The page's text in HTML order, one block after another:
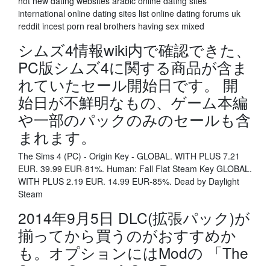
international online dating sites list online dating forums uk
reddit incest porn real brothers having sex mixed
シムズ4情報wiki内で確認できた、
PC版シムズ4に関する商品が含ま
れていたセール開始日です。 開
始日が不鮮明なもの、ゲーム本編
や一部のパックのみのセールも含
まれます。
The Sims 4 (PC) - Origin Key - GLOBAL. WITH PLUS 7.21
EUR. 39.99 EUR-81%. Human: Fall Flat Steam Key GLOBAL.
WITH PLUS 2.19 EUR. 14.99 EUR-85%. Dead by Daylight
Steam
2014年9月5日 DLC(拡張パック)が
揃ってから買うのがおすすめか
も。オプションにはModの 「The